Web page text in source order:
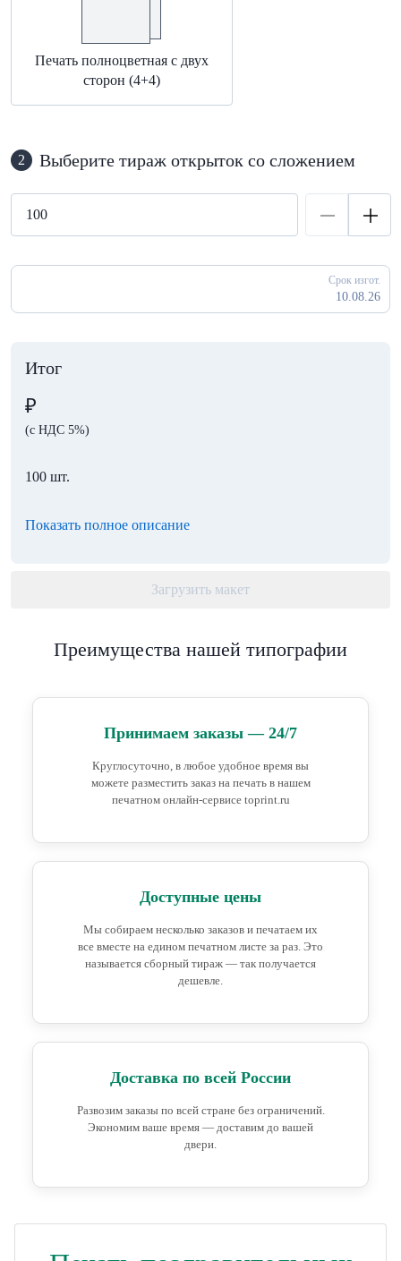
Печать полноцветная с двух
сторон (4+4)
2 Выберите тираж открыток со сложением
Срок изгот.
10.08.26
Итог
₽
(с НДС 5%)
100 шт.
Показать полное описание
Загрузить макет
Преимущества нашей типографии
Принимаем заказы — 24/7
Круглосуточно, в любое удобное время вы
можете разместить заказ на печать в нашем
печатном онлайн-сервисе toprint.ru
Доступные цены
Мы собираем несколько заказов и печатаем их
все вместе на едином печатном листе за раз. Это
называется сборный тираж — так получается
дешевле.
Доставка по всей России
Развозим заказы по всей стране без ограничений.
Экономим ваше время — доставим до вашей
двери.